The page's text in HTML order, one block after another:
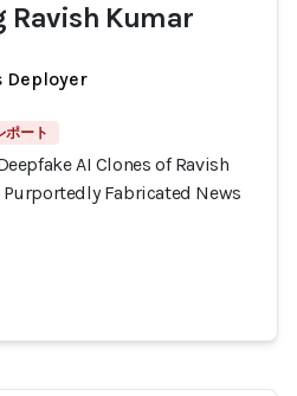
Kumar
Deployer
ポート
AI Clones of Ravish
Fabricated News